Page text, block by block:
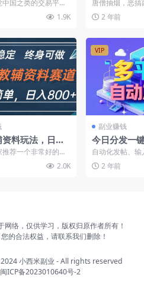
国之类的交易平
基本几块到十几块
知道哪里卖的可...1.9K
一条作品，
唐僧抽烟，恶搞
风口赛道，三分
入1000+
2 年前
料玩法，日入8
简单易上手，
做长期稳定
荐一个非常好的项
入手，而且项目是
收益也很可观...2.0K
VIP
副业赚钱
今日分发一
自动化发文
自动化发帖、输
片，可在多个平
会员可免费...
2 年前
网络，仅供学习，版权归原作者所有！
的合法权益，请联系我们删除！
小西米副业 - All rights reserved
闽ICP备2023010640号-2